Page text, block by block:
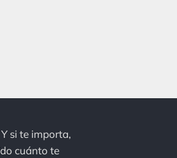
si te importa,
cuánto te